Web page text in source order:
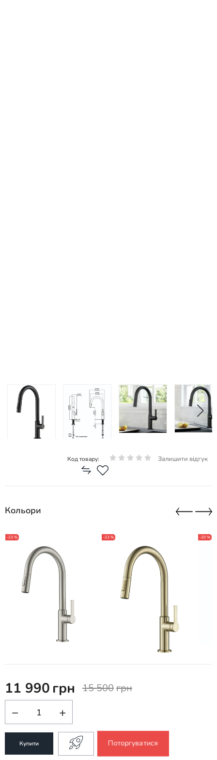
Код товару: Залишити відгук
Кольори
-23 % -23 % -20 %
11 990 грн 15 500грн
− +
Купити Поторгуватися